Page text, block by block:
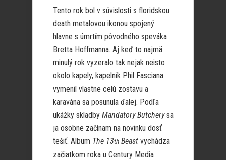
Tento rok bol v súvislosti s floridskou
death metalovou ikonou spojený
hlavne s úmrtím pôvodného speváka
Bretta Hoffmanna. Aj keď to najmä
minulý rok vyzeralo tak nejak neisto
okolo kapely, kapelník Phil Fasciana
vymenil vlastne celú zostavu a
karavána sa posunula ďalej. Podľa
ukážky skladby Mandatory Butcherysa
ja osobne začínam na novinku dosť
tešiť. Album The 13th Beast vychádza
začiatkom roka u Century Media